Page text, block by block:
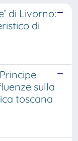
di Livorno:
di
sulla
toscana